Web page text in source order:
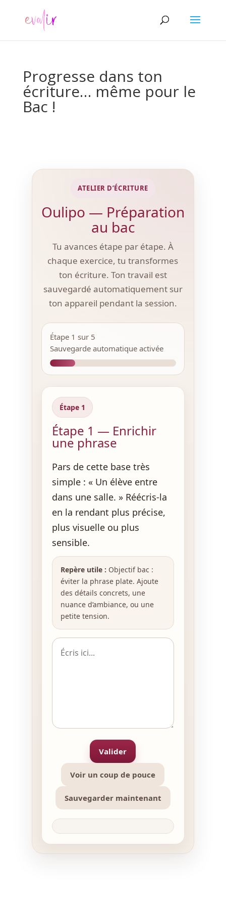
Progresse dans ton
écriture… même pour le
Bac !
ATELIER D’ÉCRITURE
Oulipo — Préparation
au bac
Tu avances étape par étape. À
chaque exercice, tu transformes
ton écriture. Ton travail est
sauvegardé automatiquement sur
ton appareil pendant la session.
Étape 1 sur 5
Sauvegarde automatique activée
Étape 1
Étape 1 — Enrichir
une phrase
Pars de cette base très
simple : « Un élève entre
dans une salle. » Réécris-la
en la rendant plus précise,
plus visuelle ou plus
sensible.
Repère utile : Objectif bac :
éviter la phrase plate. Ajoute
des détails concrets, une
nuance d’ambiance, ou une
petite tension.
Valider
Voir un coup de pouce
Sauvegarder maintenant